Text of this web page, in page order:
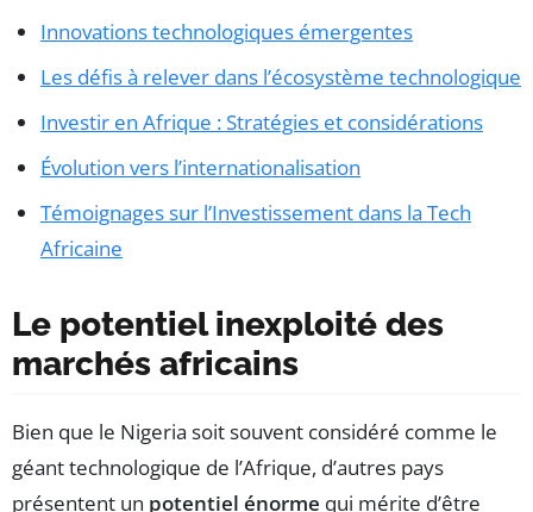
Innovations technologiques émergentes
Les défis à relever dans l’écosystème technologique
Investir en Afrique : Stratégies et considérations
Évolution vers l’internationalisation
Témoignages sur l’Investissement dans la Tech
Africaine
Le potentiel inexploité des
marchés africains
Bien que le Nigeria soit souvent considéré comme le
géant technologique de l’Afrique, d’autres pays
présentent un potentiel énorme qui mérite d’être